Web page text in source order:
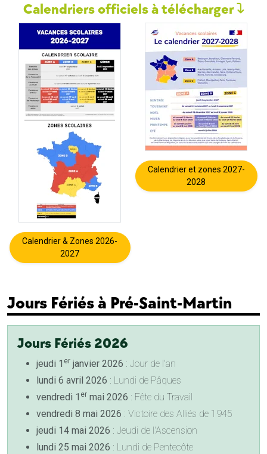
Calendriers officiels à télécharger
Calendrier & Zones 2026-
2027
Calendrier et zones 2027-
2028
Jours Fériés à Pré-Saint-Martin
Jours Fériés 2026
jeudi 1 er janvier 2026 : Jour de l'an
lundi 6 avril 2026 : Lundi de Pâques
vendredi 1 er mai 2026 : Fête du Travail
vendredi 8 mai 2026 : Victoire des Alliés de 1945
jeudi 14 mai 2026 : Jeudi de l'Ascension
lundi 25 mai 2026 : Lundi de Pentecôte